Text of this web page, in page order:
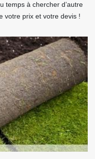
temps à chercher d’autre
votre prix et votre devis !